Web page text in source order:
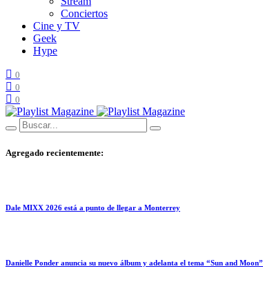
Conciertos
Cine y TV
Geek
Hype
0
0
0
Agregado recientemente:
Dale MIXX 2026 está a punto de llegar a Monterrey
Danielle Ponder anuncia su nuevo álbum y adelanta el tema “Sun and Moon”